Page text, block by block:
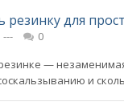
резинку для
---
0
—
и